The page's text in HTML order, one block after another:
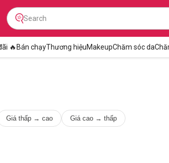
🔥 Bán chạyThương hiệuMakeupChăm sóc da
Giá thấp → cao
Giá cao → thấp